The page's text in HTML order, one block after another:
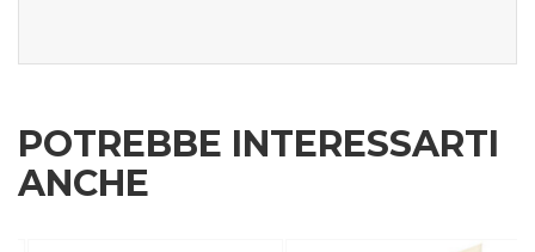
POTREBBE INTERESSARTI
ANCHE